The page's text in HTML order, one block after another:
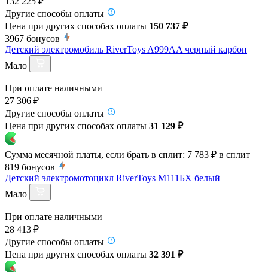
Другие способы оплаты
Цена при других способах оплаты 150 737 ₽
3967 бонусов
Детский электромобиль RiverToys A999AA черный карбон
Мало
При оплате наличными
27 306 ₽
Другие способы оплаты
Цена при других способах оплаты 31 129 ₽
Сумма месячной платы, если брать в сплит: 7 783 ₽ в сплит
819 бонусов
Детский электромотоцикл RiverToys М111БХ белый
Мало
При оплате наличными
28 413 ₽
Другие способы оплаты
Цена при других способах оплаты 32 391 ₽